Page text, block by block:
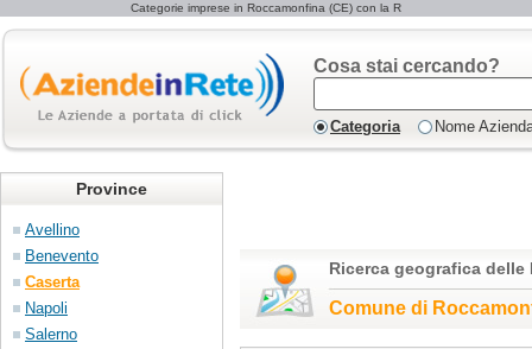
Categorie imprese in Roccamonfina (CE) con la R
Cosa stai cercando?
Categoria Nome
Province
Avellino
Benevento
Caserta
Napoli
Salerno
Ricerca geografica delle
Comune di